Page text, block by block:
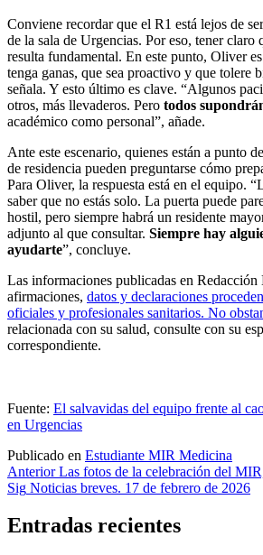
Conviene recordar que el R1 está lejos de
de la sala de Urgencias. Por eso, tener claro
resulta fundamental. En este punto, Oliver
tenga ganas, que sea proactivo y que tolere
señala. Y esto último es clave. “Algunos
otros, más llevaderos. Pero todos
académico como personal”, añade.
Ante este escenario, quienes están a punto
de residencia pueden preguntarse cómo
Para Oliver, la respuesta está en el equipo.
saber que no estás solo. La puerta puede
hostil, pero siempre habrá un residente
adjunto al que consultar. Siempre hay
ayudarte”, concluye.
Las informaciones publicadas en Redacción
afirmaciones, datos y declaraciones
oficiales y profesionales sanitarios. No
relacionada con su salud, consulte con su
correspondiente.
Fuente: El salvavidas del equipo frente al
en Urgencias
Publicado en Estudiante MIR Medicina
Navegación
de
entradas
Anterior Las fotos de la celebración del
Sig Noticias breves. 17 de febrero de 2026
Entradas recientes